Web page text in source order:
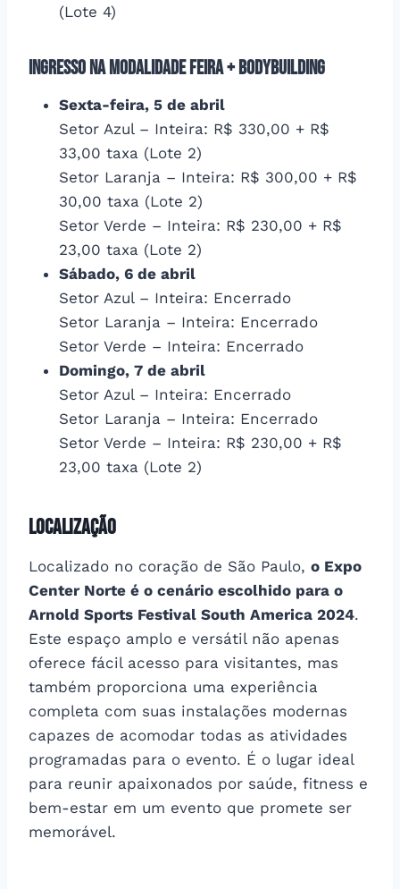
(Lote 4)
Ingresso na Modalidade Feira + Bodybuilding
Sexta-feira, 5 de abril
Setor Azul – Inteira: R$ 330,00 + R$
33,00 taxa (Lote 2)
Setor Laranja – Inteira: R$ 300,00 + R$
30,00 taxa (Lote 2)
Setor Verde – Inteira: R$ 230,00 + R$
23,00 taxa (Lote 2)
Sábado, 6 de abril
Setor Azul – Inteira: Encerrado
Setor Laranja – Inteira: Encerrado
Setor Verde – Inteira: Encerrado
Domingo, 7 de abril
Setor Azul – Inteira: Encerrado
Setor Laranja – Inteira: Encerrado
Setor Verde – Inteira: R$ 230,00 + R$
23,00 taxa (Lote 2)
Localização
Localizado no coração de São Paulo, o Expo
Center Norte é o cenário escolhido para o
Arnold Sports Festival South America 2024.
Este espaço amplo e versátil não apenas
oferece fácil acesso para visitantes, mas
também proporciona uma experiência
completa com suas instalações modernas
capazes de acomodar todas as atividades
programadas para o evento. É o lugar ideal
para reunir apaixonados por saúde, fitness e
bem-estar em um evento que promete ser
memorável.